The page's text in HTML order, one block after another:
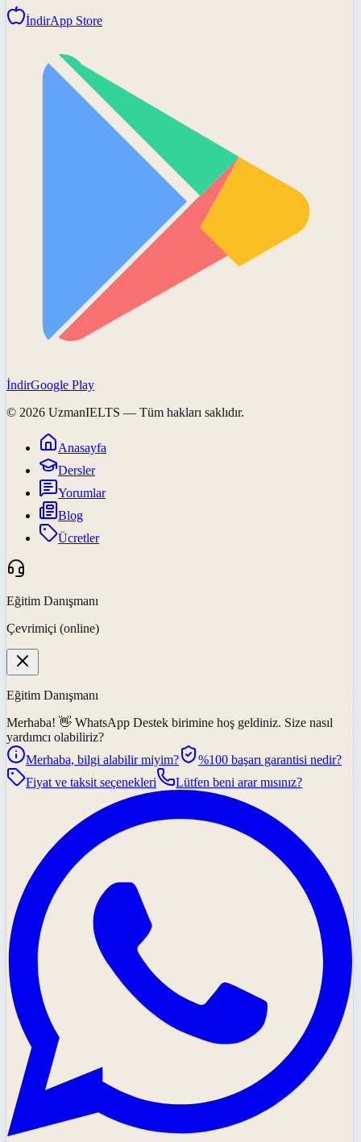
İndirApp Store
İndirGoogle Play
© 2026 UzmanIELTS — Tüm hakları saklıdır.
Anasayfa
Dersler
Yorumlar
Blog
Ücretler
Eğitim Danışmanı
Çevrimiçi (online)
Eğitim Danışmanı
Merhaba! 👋 WhatsApp Destek birimine hoş geldiniz. Size nasıl
yardımcı olabiliriz?
Merhaba, bilgi alabilir miyim?
%100 başarı garantisi nedir?
Fiyat ve taksit seçenekleri
Lütfen beni arar mısınız?